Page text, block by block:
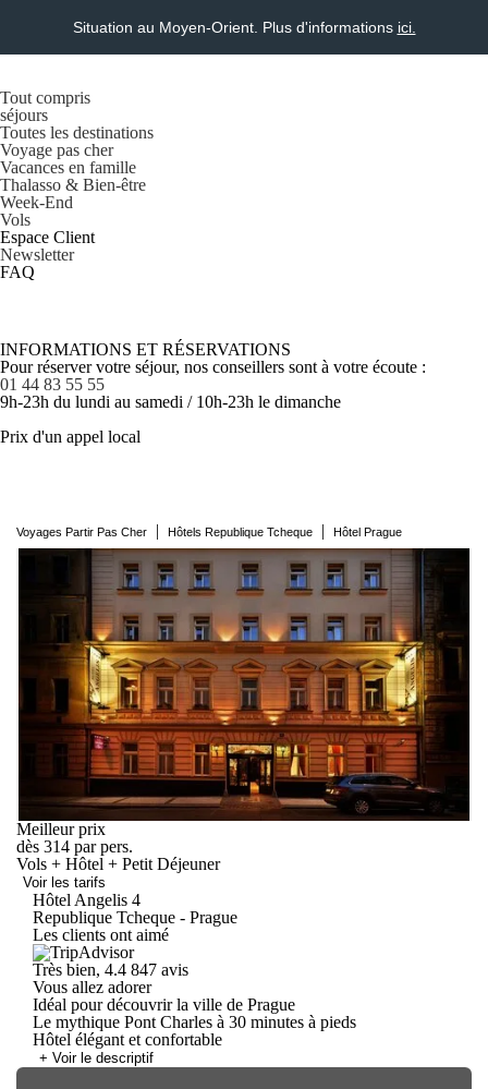
Situation au Moyen-Orient. Plus d'informations ici.
Tout compris
séjours
Toutes les destinations
Voyage pas cher
Vacances en famille
Thalasso & Bien-être
Week-End
Vols
Espace Client
Newsletter
FAQ
INFORMATIONS ET RÉSERVATIONS
Pour réserver votre séjour, nos conseillers sont à votre écoute :
01 44 83 55 55
9h-23h du lundi au samedi / 10h-23h le dimanche
Prix d'un appel local
Voyages Partir Pas Cher | Hôtels Republique Tcheque | Hôtel Prague
Meilleur prix
dès 314 par pers.
Vols + Hôtel + Petit Déjeuner
Voir les tarifs
Hôtel Angelis 4
Republique Tcheque - Prague
Les clients ont aimé
Très bien, 4.4 847 avis
Vous allez adorer
Idéal pour découvrir la ville de Prague
Le mythique Pont Charles à 30 minutes à pieds
Hôtel élégant et confortable
+ Voir le descriptif